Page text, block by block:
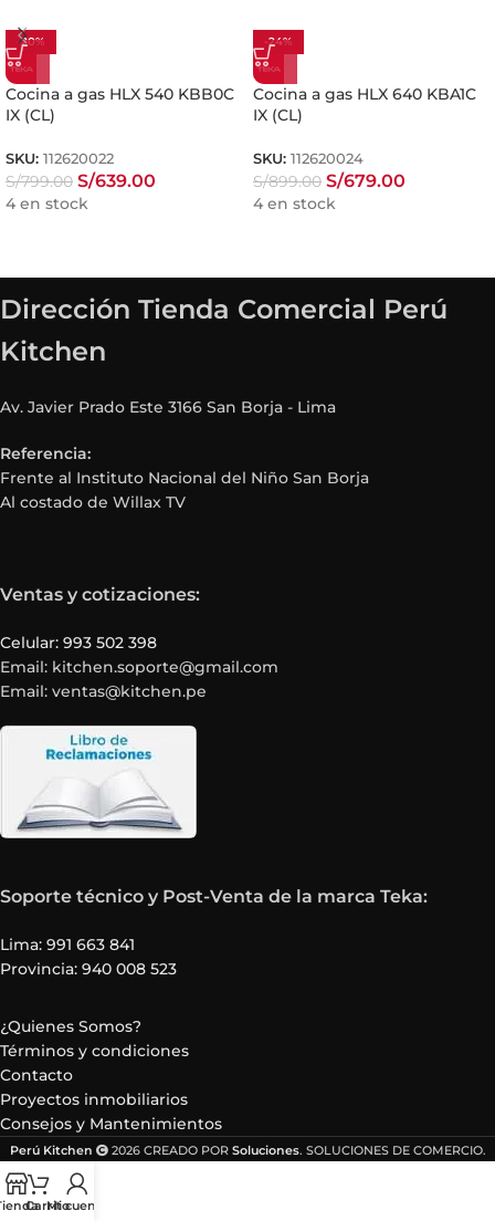
-20%
Cocina a gas HLX 540 KBB0C
IX (CL)
SKU: 112620022
S/799.00 S/639.00
4 en stock
-24%
Cocina a gas HLX 640 KBA1C
IX (CL)
SKU: 112620024
S/899.00 S/679.00
4 en stock
Dirección Tienda Comercial Perú
Kitchen
Av. Javier Prado Este 3166 San Borja - Lima
Referencia:
Frente al Instituto Nacional del Niño San Borja
Al costado de Willax TV
Ventas y cotizaciones:
Celular: 993 502 398
Email: kitchen.soporte@gmail.com
Email: ventas@kitchen.pe
Soporte técnico y Post-Venta de la marca Teka:
Lima: 991 663 841
Provincia: 940 008 523
¿Quienes Somos?
Términos y condiciones
Contacto
Proyectos inmobiliarios
Consejos y Mantenimientos
Perú Kitchen 2026 CREADO POR Soluciones. SOLUCIONES DE COMERCIO.
CarritoMi cuenta